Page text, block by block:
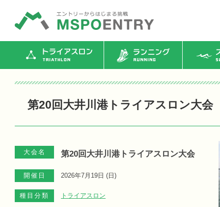
トライアスロン ランニング ス
第20回大井川港トライアスロン大会
大会名 第20回大井川港トライアスロン大会
開催日 2026年7月19日 ( 日 )
種目分類 トライアスロン